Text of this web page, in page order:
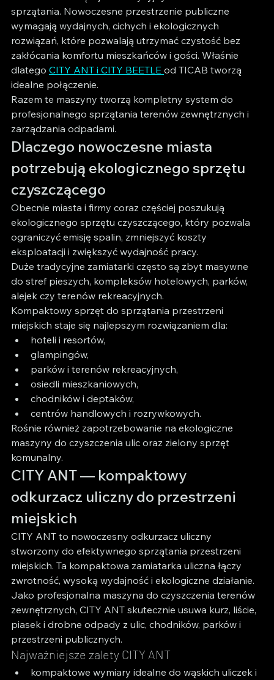
sprzątania. Nowoczesne przestrzenie publiczne
wymagają wydajnych, cichych i ekologicznych
rozwiązań, które pozwalają utrzymać czystość bez
zakłócania komfortu mieszkańców i gości. Właśnie
dlatego CITY ANT i CITY BEETLE od TICAB tworzą
idealne połączenie.
Razem te maszyny tworzą kompletny system do
profesjonalnego sprzątania terenów zewnętrznych i
zarządzania odpadami.
Dlaczego nowoczesne miasta
potrzebują ekologicznego sprzętu
czyszczącego
Obecnie miasta i firmy coraz częściej poszukują
ekologicznego sprzętu czyszczącego, który pozwala
ograniczyć emisję spalin, zmniejszyć koszty
eksploatacji i zwiększyć wydajność pracy.
Duże tradycyjne zamiatarki często są zbyt masywne
do stref pieszych, kompleksów hotelowych, parków,
alejek czy terenów rekreacyjnych.
Kompaktowy sprzęt do sprzątania przestrzeni
miejskich staje się najlepszym rozwiązaniem dla:
hoteli i resortów,
glampingów,
parków i terenów rekreacyjnych,
osiedli mieszkaniowych,
chodników i deptaków,
centrów handlowych i rozrywkowych.
Rośnie również zapotrzebowanie na ekologiczne
maszyny do czyszczenia ulic oraz zielony sprzęt
komunalny.
CITY ANT — kompaktowy
odkurzacz uliczny do przestrzeni
miejskich
CITY ANT to nowoczesny odkurzacz uliczny
stworzony do efektywnego sprzątania przestrzeni
miejskich. Ta kompaktowa zamiatarka uliczna łączy
zwrotność, wysoką wydajność i ekologiczne działanie.
Jako profesjonalna maszyna do czyszczenia terenów
zewnętrznych, CITY ANT skutecznie usuwa kurz, liście,
piasek i drobne odpady z ulic, chodników, parków i
przestrzeni publicznych.
Najważniejsze zalety CITY ANT
kompaktowe wymiary idealne do wąskich uliczek i